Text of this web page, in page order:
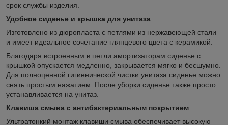
срок службы изделия.
Удобное сиденье и крышка для унитаза
Изготовлено из дюропласта с петлями из нержавеющей стали
и имеет идеальное сочетание глянцевого цвета с керамикой.
Благодаря встроенным в петли амортизаторам сиденье с
крышкой опускается медленно, закрывается мягко и бесшумно.
Для полноценной гигиенической чистки унитаза сиденье можно
снять простым нажатием. После уборки сиденье также просто
устанавливается на унитаз.
Клавиша смыва с антибактериальным покрытием
Ультратонкий монтаж клавиши смыва обеспечивает высокую